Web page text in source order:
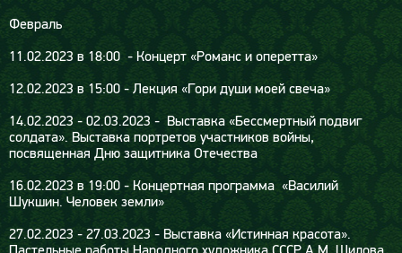
Февраль
11.02.2023 в 18:00 - Концерт «Романс и оперетта»
12.02.2023 в 15:00 - Лекция «Гори души моей свеча»
14.02.2023 - 02.03.2023 - Выставка «Бессмертный подвиг
солдата». Выставка портретов участников войны,
посвященная Дню защитника Отечества
16.02.2023 в 19:00 - Концертная программа «Василий
Шукшин. Человек земли»
27.02.2023 - 27.03.2023 - Выставка «Истинная красота».
Пастельные работы Народного художника СССР А.М. Шилова.